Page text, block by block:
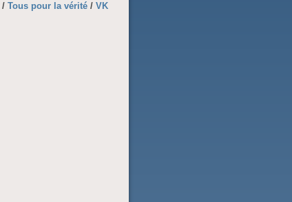
/ Tous pour la vérité / VK